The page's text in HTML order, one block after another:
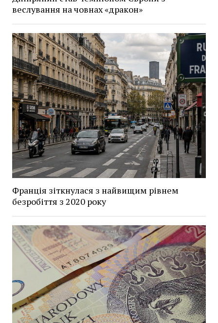
веслування на човнах «дракон»
Франція зіткнулася з найвищим рівнем
безробіття з 2020 року